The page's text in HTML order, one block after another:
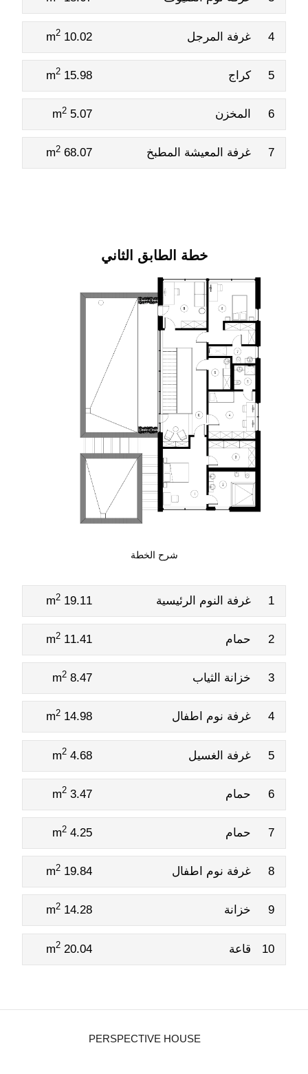
4 غرفة المرجل 10.02 m
2
5 كراج 15.98 m
2
6 المخزن 5.07 m
2
7 غرفة المعيشة المطبخ 68.07 m
2
خطة الطابق الثاني
شرح الخطة
1 غرفة النوم الرئيسية 19.11 m
2
2 حمام 11.41 m
2
3 خزانة الثياب 8.47 m
2
4 غرفة نوم اطفال 14.98 m
2
5 غرفة الغسيل 4.68 m
2
6 حمام 3.47 m
2
7 حمام 4.25 m
2
8 غرفة نوم اطفال 19.84 m
2
9 خزانة 14.28 m
2
10 قاعة 20.04 m
2
PERSPECTIVE HOUSE